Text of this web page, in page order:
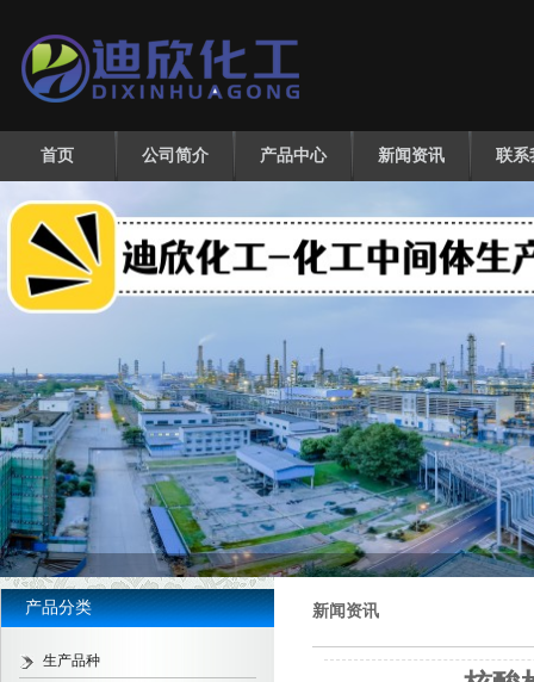
首页 公司简介 产品中心 新闻资讯 联系
产品分类
生产品种
新闻资讯